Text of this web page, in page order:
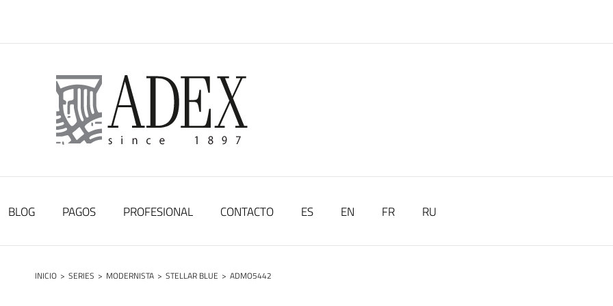
BLOG PAGOS PROFESIONAL CONTACTO ES EN FR RU
INICIO > SERIES > MODERNISTA > STELLAR BLUE > ADMO5442